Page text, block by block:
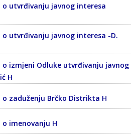
o utvrđivanju javnog interesa
o utvrđivanju javnog interesa -D.
o izmjeni Odluke utvrđivanju javnog
H
o zaduženju Brčko Distrikta H
o imenovanju H